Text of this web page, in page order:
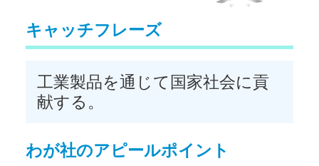
キャッチフレーズ
工業製品を通じて国家社会に貢
献する。
わが社のアピールポイント